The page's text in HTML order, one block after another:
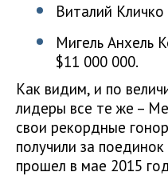
Виталий
Мигель Анхель
$11 000 000.
Как видим, и по
лидеры все те же –
свои рекордные
получили за
прошел в мае 2015